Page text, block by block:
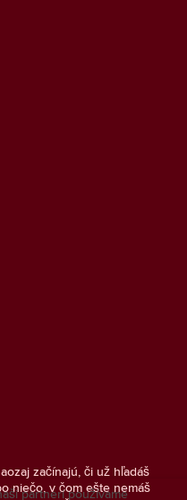
začínajú, či už hľadáš
niečo, v čom ešte nemáš
partneri používame